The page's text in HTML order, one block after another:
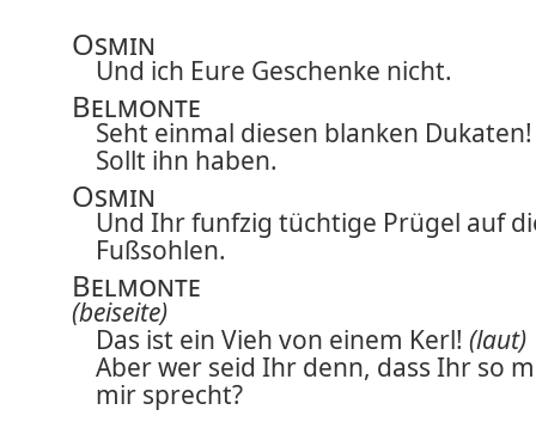
Osmin
Und ich Eure Geschenke nicht.
Belmonte
Seht einmal diesen blanken Dukaten!
Sollt ihn haben.
Osmin
Und Ihr funfzig tüchtige Prügel auf
Fußsohlen.
Belmonte
(beiseite)
Das ist ein Vieh von einem Kerl! (laut)
Aber wer seid Ihr denn, dass Ihr so
mir sprecht?